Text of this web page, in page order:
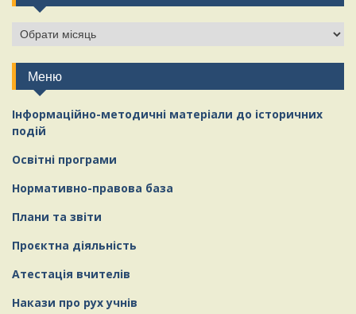
Меню
Інформаційно-методичні матеріали до історичних
подій
Освітні програми
Нормативно-правова база
Плани та звіти
Проєктна діяльність
Атестація вчителів
Накази про рух учнів